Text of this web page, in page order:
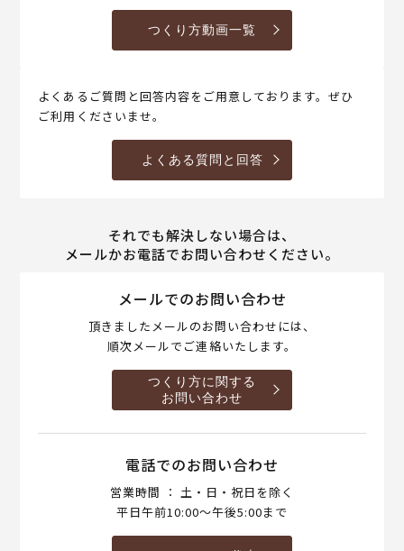
つくり方動画一覧
よくあるご質問と回答内容をご用意しております。ぜひ
ご利用くださいませ。
よくある質問と回答
それでも解決しない場合は、
メールかお電話でお問い合わせください。
メールでのお問い合わせ
頂きましたメールのお問い合わせには、
順次メールでご連絡いたします。
つくり方に関する
お問い合わせ
電話でのお問い合わせ
営業時間 ： 土・日・祝日を除く
平日午前10:00～午後5:00まで